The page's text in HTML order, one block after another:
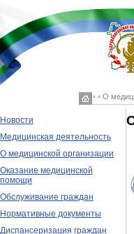
◦ ◦ О
Новости
Медицинская деятельность
О медицинской организации
Оказание медицинской
помощи
Обслуживание граждан
Нормативные документы
Диспансеризация граждан